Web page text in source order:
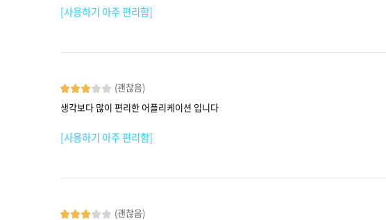
[사용하기 아주 편리함]
(괜찮음)
생각보다 많이 편리한 어플리케이션 입니다
[사용하기 아주 편리함]
(괜찮음)